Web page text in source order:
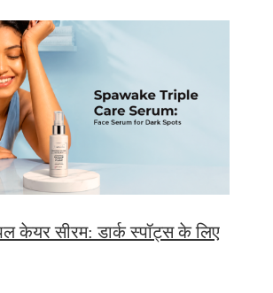
केयर सीरम: डार्क स्पॉट्स के लिए